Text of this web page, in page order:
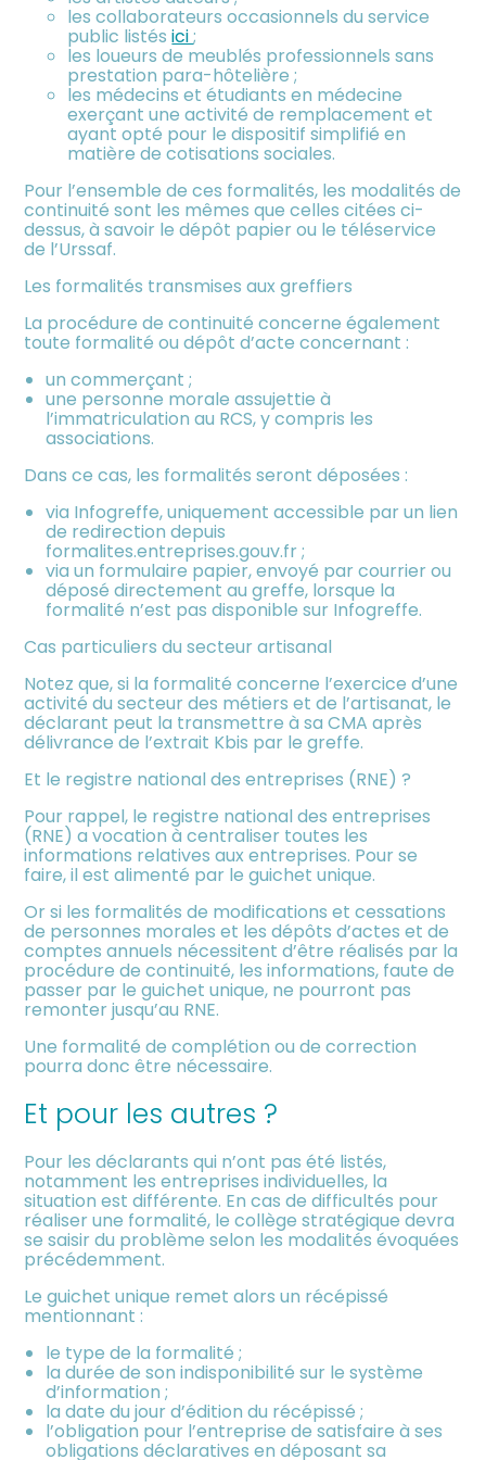
les collaborateurs occasionnels du service
public listésici;
les loueurs de meublés professionnels sans
prestation para-hôtelière ;
les médecins et étudiants en médecine
exerçant une activité de remplacement et
ayant opté pour le dispositif simplifié en
matière de cotisations sociales.
Pour l’ensemble de ces formalités, les modalités de
continuité sont les mêmes que celles citées ci-
dessus, à savoir le dépôt papier ou le téléservice
de l’Urssaf.
Les formalités transmises aux greffiers
La procédure de continuité concerne également
toute formalité ou dépôt d’acte concernant :
un commerçant ;
une personne morale assujettie à
l’immatriculation au RCS, y compris les
associations.
Dans ce cas, les formalités seront déposées :
via Infogreffe, uniquement accessible par un lien
de redirection depuis
formalites.entreprises.gouv.fr ;
via un formulaire papier, envoyé par courrier ou
déposé directement au greffe, lorsque la
formalité n’est pas disponible sur Infogreffe.
Cas particuliers du secteur artisanal
Notez que, si la formalité concerne l’exercice d’une
activité du secteur des métiers et de l’artisanat, le
déclarant peut la transmettre à sa CMA après
délivrance de l’extrait Kbis par le greffe.
Et le registre national des entreprises (RNE) ?
Pour rappel, le registre national des entreprises
(RNE) a vocation à centraliser toutes les
informations relatives aux entreprises. Pour se
faire, il est alimenté par le guichet unique.
Or si les formalités de modifications et cessations
de personnes morales et les dépôts d’actes et de
comptes annuels nécessitent d’être réalisés par la
procédure de continuité, les informations, faute de
passer par le guichet unique, ne pourront pas
remonter jusqu’au RNE.
Une formalité de complétion ou de correction
pourra donc être nécessaire.
Et pour les autres ?
Pour les déclarants qui n’ont pas été listés,
notamment les entreprises individuelles, la
situation est différente. En cas de difficultés pour
réaliser une formalité, le collège stratégique devra
se saisir du problème selon les modalités évoquées
précédemment.
Le guichet unique remet alors un récépissé
mentionnant :
le type de la formalité ;
la durée de son indisponibilité sur le système
d’information ;
la date du jour d’édition du récépissé ;
l’obligation pour l’entreprise de satisfaire à ses
obligations déclaratives en déposant sa